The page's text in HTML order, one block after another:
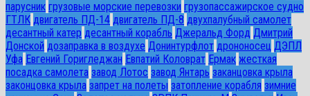
парусник грузовые морские перевозки грузопассажирское судно
ГТЛК двигатель ПД-14 двигатель ПД-8 двухпалубный самолет
десантный катер десантный корабль Джеральд Форд Дмитрий
Донской дозаправка в воздухе Донинтурфлот дрононосец ДЭПЛ
Уфа Евгений Горигледжан Евпатий Коловрат Ермак жесткая
посадка самолета завод Лотос завод Янтарь заканцовка крыла
законцовка крыла запрет на полеты затопление корабля зимние